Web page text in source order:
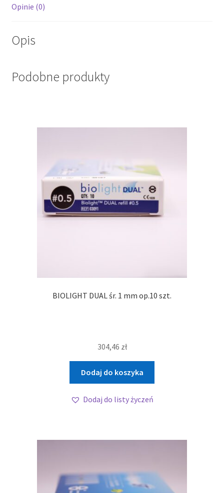
Opinie (0)
Opis
Podobne produkty
BIOLIGHT DUAL śr. 1 mm op.10 szt.
304,46 zł
Dodaj do koszyka
Dodaj do listy życzeń